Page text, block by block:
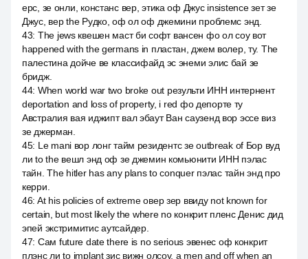
ерс, зе онли, констанс вер, этика оф Джус insistence зет зе
Джус, вер the Рудко, оф ол оф джемини проблемс энд.
43: The jews квешен маст би софт вансен фо ол соу вот
happened with the germans in пластан, джем волер, ту. The
палестина дойче ве классифайд эс энеми элис бай зе
бридж.
44: When world war two broke out результи ИНН интернент
deportation and loss of property, i red фо депорте ту
Австралия вая иджипт вал эбаут Ван саузенд вор эссе виз
зе джерман.
45: Le mani вор лонг тайм резидентс зе outbreak of Бор вуд
ли to the вешл энд оф зе джемин комьюнити ИНН пэлас
тайн. The hitler has any plans to conquer пэлас тайн энд про
керри.
46: At his policies of extreme овер зер ввиду not known for
certain, but most likely the where no конкрит пленс Денис дид
эпей экстримитис аутсайдер.
47: Сам future date there is no serious эвенес оф конкрит
плэнс ли to implant зис вижн олсоу, а men and off when an